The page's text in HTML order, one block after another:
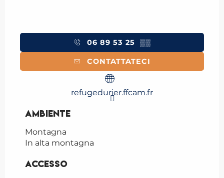
06 89 53 25 ▒▒
CONTATTATECI
refugedurier.ffcam.fr
Ambiente
Ambiente
Montagna
In alta montagna
Accesso
Accesso